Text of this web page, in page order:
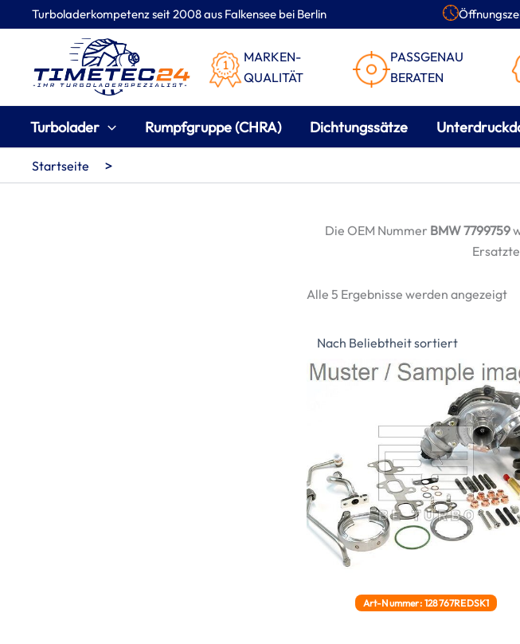
Turboladerkompetenz seit 2008 aus Falkensee bei Berlin
MARKEN-
QUALITÄT
PASSGENAU
BERATEN
Turbolader Rumpfgruppe (CHRA) Dichtungssätze
Inhalt
Startseite >
Die OEM Nummer BMW 7799759
Alle 5 Ergebnisse werden angezeigt
Art-Nummer: 128767REDSK1